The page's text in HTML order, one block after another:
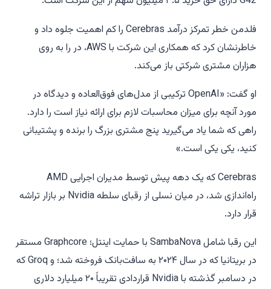
فلدمن خطر تمرکز درآمد Cerebras را کم اهمیت جلوه داد و
خاطرنشان کرد که همکاری این شرکت با AWS، در را به روی
هزاران مشتری شرکتی باز می‌کند.
او گفت: «OpenAI ترکیبی از مدل‌های فوق‌العاده و دیدگاه در
مورد آنچه برای میزان محاسبات لازم برای ارائه نیاز است را دارد.
راهی که شما یاد می‌گیرید پنج مشتری بزرگ را برنده و پشتیبانی
کنید، یکی یکی است.»
Cerebras که یک دهه پیش توسط مدیران اجرایی AMD
راه‌اندازی شد، در میان نسلی از رقبای سلطه Nvidia بر بازار تراشه
قرار دارد.
این رقبا شامل SambaNova با حمایت اینتل؛ Graphcore مستقر
در بریتانیا که در سال ۲۰۲۴ به سافت‌بانک فروخته شد؛ و Groq که
در دسامبر گذشته با Nvidia قراردادی تقریباً ۲۰ میلیارد دلاری